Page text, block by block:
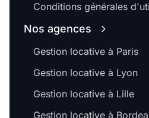
Conditions générales
Nos agences
Gestion locative à Paris
Gestion locative à Lyon
Gestion locative à Lille
Gestion locative à